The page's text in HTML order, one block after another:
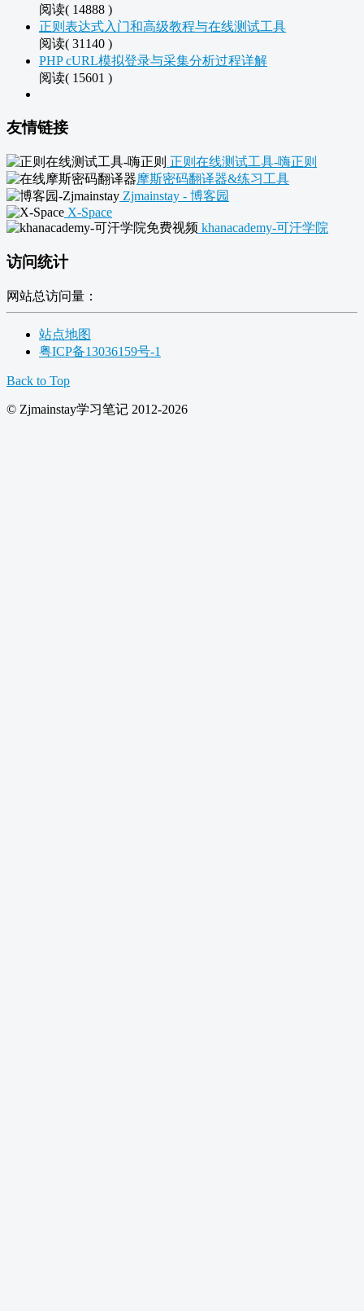
阅读( 14888 )
正则表达式入门和高级教程与在线测试工具
阅读( 31140 )
PHP cURL模拟登录与采集分析过程详解
阅读( 15601 )
友情链接
正则在线测试工具-嗨正则
摩斯密码翻译器&练习工具
Zjmainstay - 博客园
X-Space
khanacademy-可汗学院
访问统计
网站总访问量：
站点地图
粤ICP备13036159号-1
Back to Top
© Zjmainstay学习笔记 2012-2026